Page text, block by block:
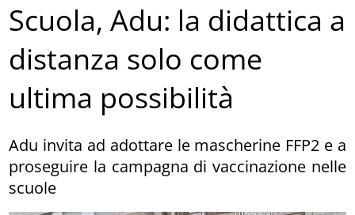
Scuola, Adu: la didattica a
distanza solo come
ultima possibilità
Adu invita ad adottare le mascherine FFP2 e a
proseguire la campagna di vaccinazione nelle
scuole